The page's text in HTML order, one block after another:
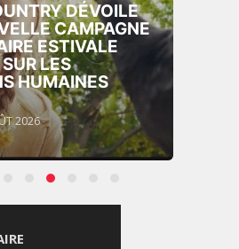
DÉVOILE
CAMPAGNE
ESTIVALE
LES
HUMAINES
2026